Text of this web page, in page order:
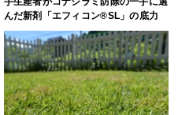
んだ新剤「エフィコン®SL」の底力